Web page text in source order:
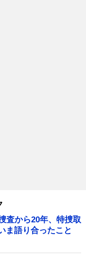
から20年、特捜取
ま語り合ったこと